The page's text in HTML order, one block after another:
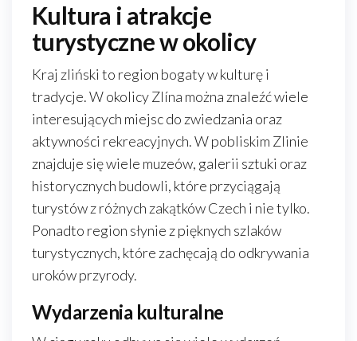
Kultura i atrakcje
turystyczne w okolicy
Kraj zliński to region bogaty w kulturę i
tradycje. W okolicy Zlína można znaleźć wiele
interesujących miejsc do zwiedzania oraz
aktywności rekreacyjnych. W pobliskim Zlinie
znajduje się wiele muzeów, galerii sztuki oraz
historycznych budowli, które przyciągają
turystów z różnych zakątków Czech i nie tylko.
Ponadto region słynie z pięknych szlaków
turystycznych, które zachęcają do odkrywania
uroków przyrody.
Wydarzenia kulturalne